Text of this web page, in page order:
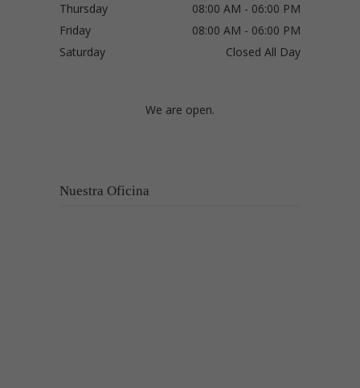
Thursday
08:00 AM - 06:00 PM
Friday
08:00 AM - 06:00 PM
Saturday
Closed All Day
We are open.
Nuestra Oficina